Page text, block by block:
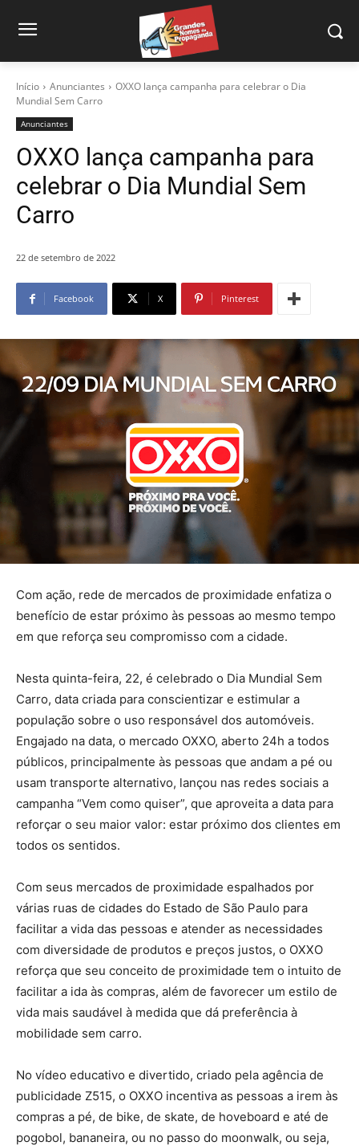
Início Anunciantes
OXXO lança campanha para celebrar o Dia
Mundial Sem Carro
Anunciantes
OXXO lança campanha para
celebrar o Dia Mundial Sem
Carro
22 de setembro de 2022
Facebook X Pinterest
Com ação, rede de mercados de proximidade enfatiza o
benefício de estar próximo às pessoas ao mesmo tempo
em que reforça seu compromisso com a cidade.
Nesta quinta-feira, 22, é celebrado o Dia Mundial Sem
Carro, data criada para conscientizar e estimular a
população sobre o uso responsável dos automóveis.
Engajado na data, o mercado OXXO, aberto 24h a todos
públicos, principalmente às pessoas que andam a pé ou
usam transporte alternativo, lançou nas redes sociais a
campanha “Vem como quiser”, que aproveita a data para
reforçar o seu maior valor: estar próximo dos clientes em
todos os sentidos.
Com seus mercados de proximidade espalhados por
várias ruas de cidades do Estado de São Paulo para
facilitar a vida das pessoas e atender as necessidades
com diversidade de produtos e preços justos, o OXXO
reforça que seu conceito de proximidade tem o intuito de
facilitar a ida às compras, além de favorecer um estilo de
vida mais saudável à medida que dá preferência à
mobilidade sem carro.
No vídeo educativo e divertido, criado pela agência de
publicidade Z515, o OXXO incentiva as pessoas a irem às
compras a pé, de bike, de skate, de hoveboard e até de
pogobol, bananeira, ou no passo do moonwalk, ou seja,